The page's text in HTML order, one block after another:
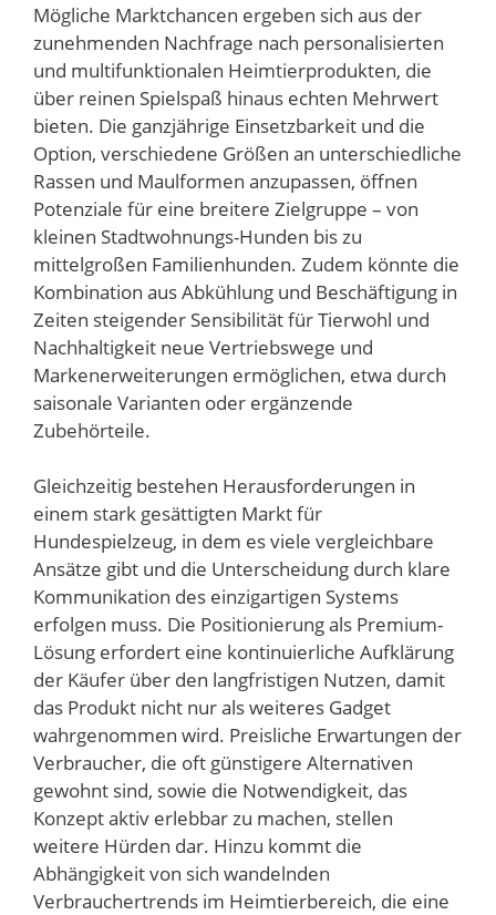
Mögliche Marktchancen ergeben sich aus der
zunehmenden Nachfrage nach personalisierten
und multifunktionalen Heimtierprodukten, die
über reinen Spielspaß hinaus echten Mehrwert
bieten. Die ganzjährige Einsetzbarkeit und die
Option, verschiedene Größen an unterschiedliche
Rassen und Maulformen anzupassen, öffnen
Potenziale für eine breitere Zielgruppe – von
kleinen Stadtwohnungs-Hunden bis zu
mittelgroßen Familienhunden. Zudem könnte die
Kombination aus Abkühlung und Beschäftigung in
Zeiten steigender Sensibilität für Tierwohl und
Nachhaltigkeit neue Vertriebswege und
Markenerweiterungen ermöglichen, etwa durch
saisonale Varianten oder ergänzende
Zubehörteile.
Gleichzeitig bestehen Herausforderungen in
einem stark gesättigten Markt für
Hundespielzeug, in dem es viele vergleichbare
Ansätze gibt und die Unterscheidung durch klare
Kommunikation des einzigartigen Systems
erfolgen muss. Die Positionierung als Premium-
Lösung erfordert eine kontinuierliche Aufklärung
der Käufer über den langfristigen Nutzen, damit
das Produkt nicht nur als weiteres Gadget
wahrgenommen wird. Preisliche Erwartungen der
Verbraucher, die oft günstigere Alternativen
gewohnt sind, sowie die Notwendigkeit, das
Konzept aktiv erlebbar zu machen, stellen
weitere Hürden dar. Hinzu kommt die
Abhängigkeit von sich wandelnden
Verbrauchertrends im Heimtierbereich, die eine